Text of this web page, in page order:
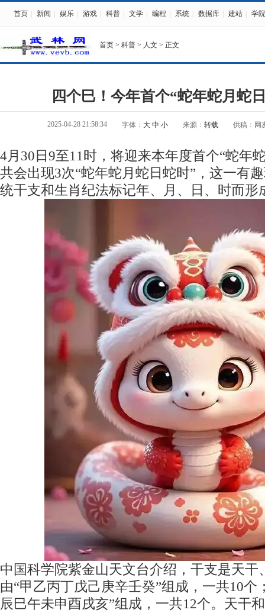
首页 新闻 娱乐 游戏 科普 文学 编程 系统 数据库 建站 学院
首页 > 科普 > 人文 > 正文
四个巳！今年首个“蛇年蛇月蛇
2025-04-28 21:58:34 字体： 大 中 小 来源： 转载 供稿：网
4月30日9至11时，将迎来本年度首个“蛇年
共会出现3次“蛇年蛇月蛇日蛇时”，这一有
统干支和生肖纪法标记年、月、日、时而形
中国科学院紫金山天文台介绍，干支是天干
由“甲乙丙丁戊己庚辛壬癸”组成，一共10个
辰巳午未申酉戌亥”组成，一共12个。天干